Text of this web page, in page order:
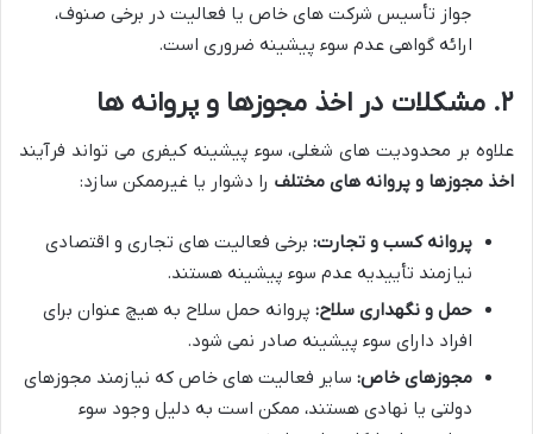
جواز تأسیس شرکت های خاص یا فعالیت در برخی صنوف،
ارائه گواهی عدم سوء پیشینه ضروری است.
۲. مشکلات در اخذ مجوزها و پروانه ها
علاوه بر محدودیت های شغلی، سوء پیشینه کیفری می تواند فرآیند
اخذ مجوزها و پروانه های مختلف را دشوار یا غیرممکن سازد:
پروانه کسب و تجارت: برخی فعالیت های تجاری و اقتصادی
نیازمند تأییدیه عدم سوء پیشینه هستند.
حمل و نگهداری سلاح: پروانه حمل سلاح به هیچ عنوان برای
افراد دارای سوء پیشینه صادر نمی شود.
مجوزهای خاص: سایر فعالیت های خاص که نیازمند مجوزهای
دولتی یا نهادی هستند، ممکن است به دلیل وجود سوء